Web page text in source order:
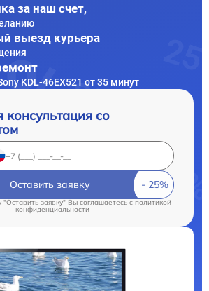
за наш счет,
выезд курьера
KDL-46EX521 от 35 минут
консультация со
Оставить заявку
заявку" Вы соглашаетесь c политикой
конфиденциальности